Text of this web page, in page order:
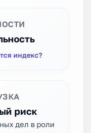
индекс?
риск
дел в роли